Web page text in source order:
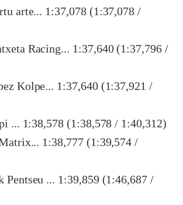
arte... 1:37,078 (1:37,078 /
Racing... 1:37,640 (1:37,796 /
1:37,640 (1:37,921 /
1:38,578 (1:38,578 / 1:40,312)
1:38,777 (1:39,574 /
... 1:39,859 (1:46,687 /